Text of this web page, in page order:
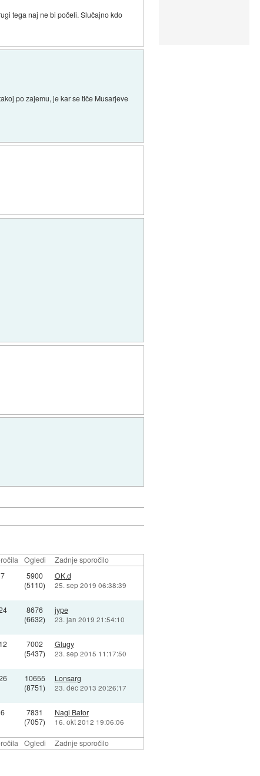
tega naj ne bi počeli. Slučajno kdo
po zajemu, je kar se tiče Musarjeve
Ogledi Zadnje sporočilo
Ogledi Zadnje sporočilo
7
5900
(5110)
OK.d
25. sep 2019 06:38:39
8676
(6632)
jype
23. jan 2019 21:54:10
12
7002
(5437)
Glugy
23. sep 2015 11:17:50
10655
(8751)
Lonsarg
23. dec 2013 20:26:17
6
7831
(7057)
Nagi Bator
16. okt 2012 19:06:06